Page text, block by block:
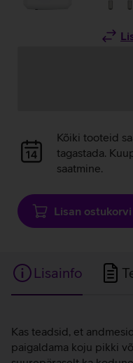
laadimine
Andmete
laadimine
Kõiki tooteid
tagastada.
saatmine.
Lisan ostukorvi
Lisainfo
Kas teadsid, et
paigaldama koju pikki